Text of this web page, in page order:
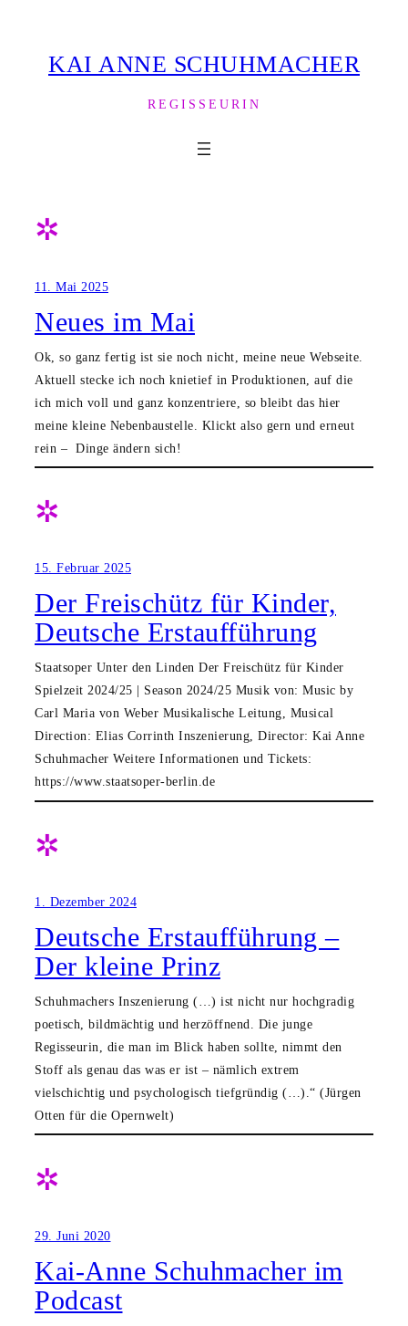
springenKAI ANNE SCHUHMACHER
REGISSEURIN
✲
11. Mai 2025
Neues im Mai
Ok, so ganz fertig ist sie noch nicht, meine neue Webseite.
Aktuell stecke ich noch knietief in Produktionen, auf die
ich mich voll und ganz konzentriere, so bleibt das hier
meine kleine Nebenbaustelle. Klickt also gern und erneut
rein – Dinge ändern sich!
✲
15. Februar 2025
Der Freischütz für Kinder,
Deutsche Erstaufführung
Staatsoper Unter den Linden Der Freischütz für Kinder
Spielzeit 2024/25 | Season 2024/25 Musik von: Music by
Carl Maria von Weber Musikalische Leitung, Musical
Direction: Elias Corrinth Inszenierung, Director: Kai Anne
Schuhmacher Weitere Informationen und Tickets:
https://www.staatsoper-berlin.de
✲
1. Dezember 2024
Deutsche Erstaufführung –
Der kleine Prinz
Schuhmachers Inszenierung (…) ist nicht nur hochgradig
poetisch, bildmächtig und herzöffnend. Die junge
Regisseurin, die man im Blick haben sollte, nimmt den
Stoff als genau das was er ist – nämlich extrem
vielschichtig und psychologisch tiefgründig (…).“ (Jürgen
Otten für die Opernwelt)
✲
29. Juni 2020
Kai-Anne Schuhmacher im
Podcast